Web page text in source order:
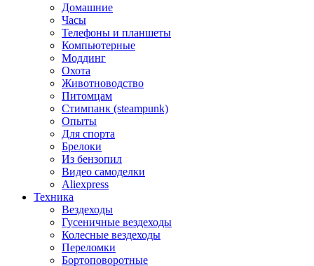
Домашние
Часы
Телефоны и планшеты
Компьютерные
Моддинг
Охота
Животноводство
Питомцам
Стимпанк (steampunk)
Опыты
Для спорта
Брелоки
Из бензопил
Видео самоделки
Aliexpress
Техника
Вездеходы
Гусеничные вездеходы
Колесные вездеходы
Переломки
Бортоповоротные